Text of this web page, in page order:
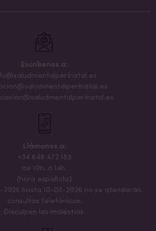
Escribenos a:
Llámanos a:
+34 648 472 183
de 10h. a 14h.
(hora española)
2026 hasta 10-08-2026 no se atenderán
consultas telefónicas.
Disculpen las molestias.